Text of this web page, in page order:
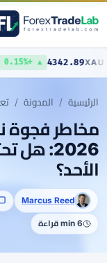
▲ +0.15%
الرئيسية المدونة
مخاطر فجوة
2026:
الأحد؟
Marcus Reed
6 min قراءة